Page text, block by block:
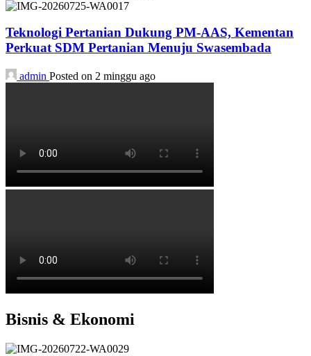
Teknologi Pertanian Dukung PM-AAS, Kementan
Perkuat SDM Pertanian Menuju Swasembada
admin Posted on 2 minggu ago
Bisnis & Ekonomi